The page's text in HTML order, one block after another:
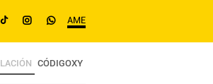
AME
CÓDIGOXY